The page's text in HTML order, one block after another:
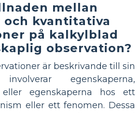
mellan
och kvantitativa
på kalkylblad
observation?
är beskrivande till sin
egenskaperna,
eller egenskaperna hos ett
eller ett fenomen. Dessa